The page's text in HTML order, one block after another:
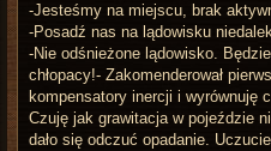
-Jesteśmy na miejscu, brak
-Posadź nas na lądowisku
-Nie odśnieżone lądowisko.
chłopacy!- Zakomenderował
kompensatory inercji i wyrównuję
Czuję jak grawitacja w pojeździe
dało się odczuć opadanie.